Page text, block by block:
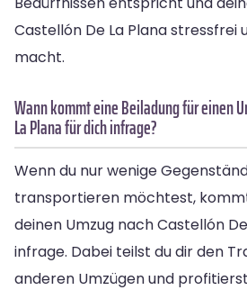
Castellón De La Plana stressfrei
macht.
Wann kommt eine Beiladung für einen
La Plana für dich infrage?
Wenn du nur wenige
transportieren möchtest,
deinen Umzug nach Castellón
infrage. Dabei teilst du dir den
anderen Umzügen und